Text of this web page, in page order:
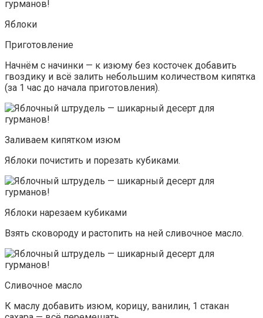
Яблоки
Приготовление
Начнём с начинки — к изюму без косточек добавить
гвоздику и всё залить небольшим количеством кипятка
(за 1 час до начала приготовления).
Заливаем кипятком изюм
Яблоки почистить и порезать кубиками.
Яблоки нарезаем кубиками
Взять сковороду и растопить на ней сливочное масло.
Сливочное масло
К маслу добавить изюм, корицу, ванилин, 1 стакан